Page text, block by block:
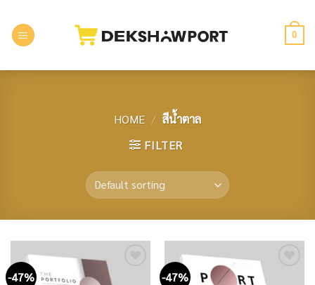
content
0
HOME / สีน้ำตาล
FILTER
-47% -47%